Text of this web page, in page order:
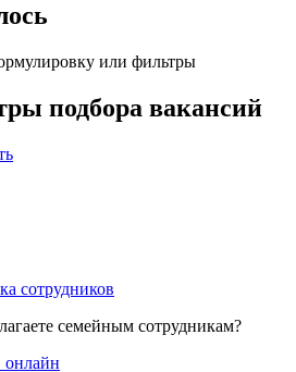
или фильтры
подбора вакансий
сотрудников
семейным сотрудникам?
онлайн